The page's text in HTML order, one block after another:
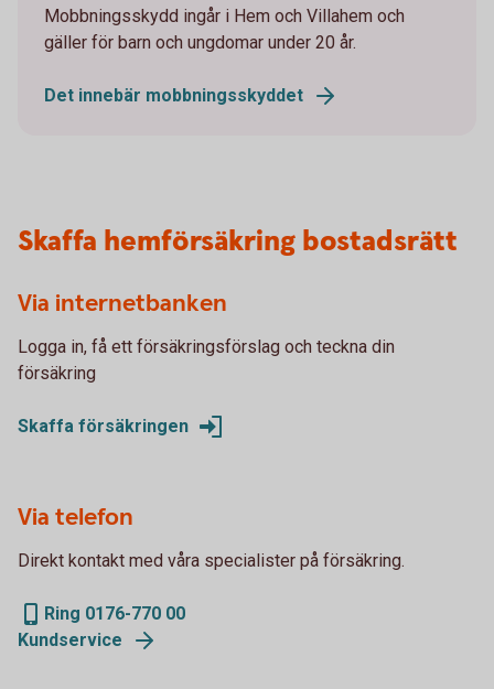
Mobbningsskydd ingår i Hem och Villahem och
gäller för barn och ungdomar under 20 år.
Det innebär mobbningsskyddet
Skaffa hemförsäkring bostadsrätt
Via internetbanken
Logga in, få ett försäkringsförslag och teckna din
försäkring
Skaffa försäkringen
Via telefon
Direkt kontakt med våra specialister på försäkring.
Ring 0176-770 00
Kundservice